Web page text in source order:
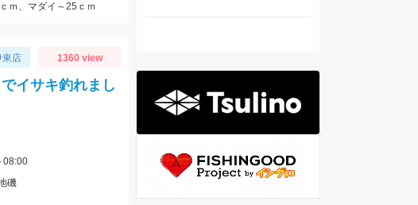
ｍ、マダイ～25ｃｍ
東店 1360 view
イサキ釣れまし
08:00
磯